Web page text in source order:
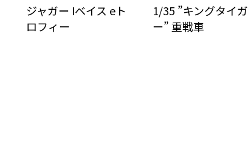
ジャガー Iベイス eト
ロフィー
1/35 ”キングタイガ
ー” 重戦車